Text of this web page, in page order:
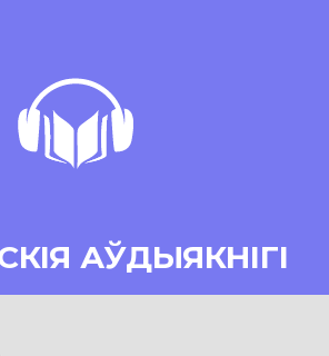
АЎДЫЯКНІГІ